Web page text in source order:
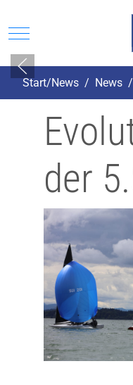
Mobile Menu Toggle
Start/News News
der